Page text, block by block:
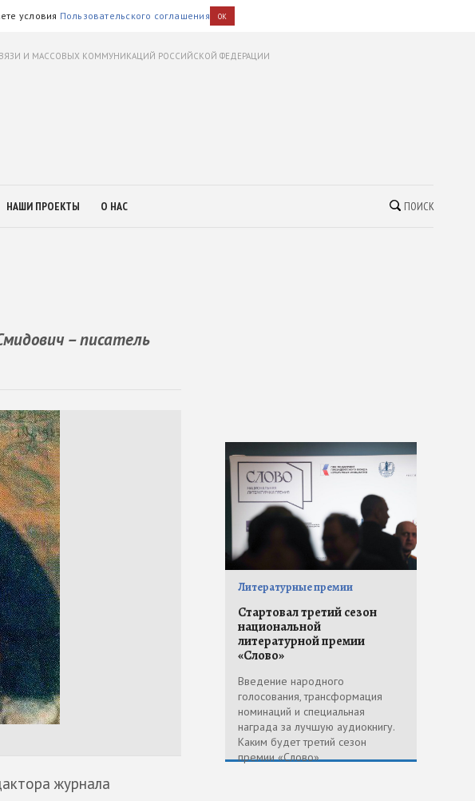
условия Пользовательского соглашения OK
И МАССОВЫХ КОММУНИКАЦИЙ РОССИЙСКОЙ ФЕДЕРАЦИИ
НАШИ ПРОЕКТЫ О НАС ПОИСК
– писатель
журнала
Литературные премии
Стартовал третий сезон
национальной
литературной премии
«Слово»
Введение народного
голосования, трансформация
номинаций и специальная
награда за лучшую аудиокнигу.
Каким будет третий сезон
премии «Слово»